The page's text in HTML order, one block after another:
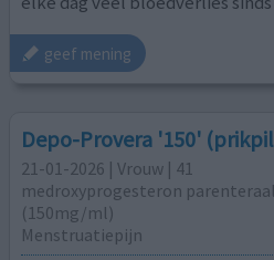
geef mening
Depo-Provera '150'
21-01-2026 | Vrouw | 41
medroxyprogesteron parenteraal
(150mg/ml)
Menstruatiepijn